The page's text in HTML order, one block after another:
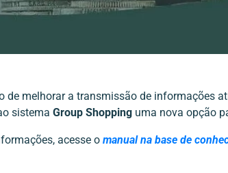
de melhorar a transmissão de informações
sistema Group Shopping uma nova opção
acesse o manual na base de